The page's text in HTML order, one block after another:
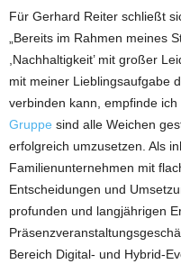
Für Gerhard Reiter schließt
„Bereits im Rahmen meines
,Nachhaltigkeit’ mit großer
mit meiner Lieblingsaufgabe
verbinden kann, empfinde
Gruppe sind alle Weichen
erfolgreich umzusetzen. Als
Familienunternehmen mit
Entscheidungen und
profunden und langjährigen
Bereich Digital- und Hybrid-